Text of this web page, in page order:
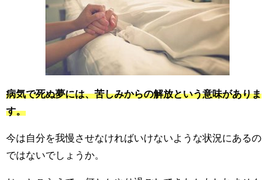
病気で死ぬ夢には、苦しみからの解放という意味がありま
す。
今は自分を我慢させなければいけないような状況にあるの
ではないでしょうか。